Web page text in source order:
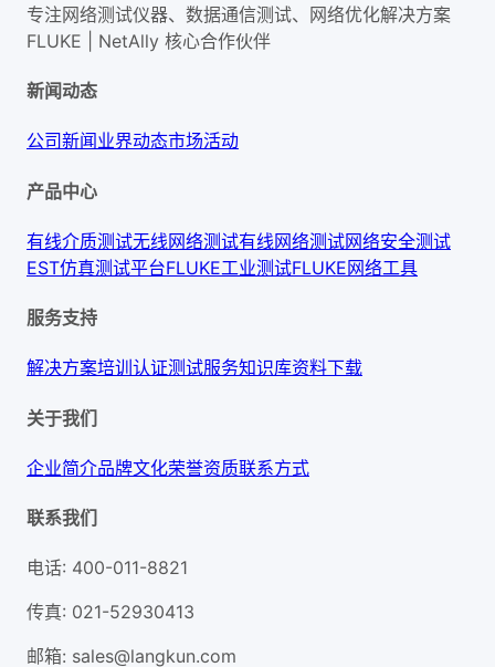
专注网络测试仪器、数据通信测试、网络优化解决方案
FLUKE | NetAlly 核心合作伙伴
新闻动态
公司新闻业界动态市场活动
产品中心
有线介质测试无线网络测试有线网络测试网络安全测试
EST仿真测试平台FLUKE工业测试FLUKE网络工具
服务支持
解决方案培训认证测试服务知识库资料下载
关于我们
企业简介品牌文化荣誉资质联系方式
联系我们
电话: 400-011-8821
传真: 021-52930413
邮箱: sales@langkun.com